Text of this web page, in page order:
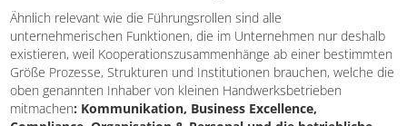
Ähnlich relevant wie die Führungsrollen sind alle
unternehmerischen Funktionen, die im Unternehmen nur deshalb
existieren, weil Kooperationszusammenhänge ab einer bestimmten
Größe Prozesse, Strukturen und Institutionen brauchen, welche die
oben genannten Inhaber von kleinen Handwerksbetrieben
mitmachen: Kommunikation, Business Excellence,